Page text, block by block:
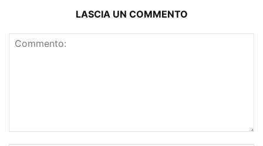
LASCIA UN COMMENTO